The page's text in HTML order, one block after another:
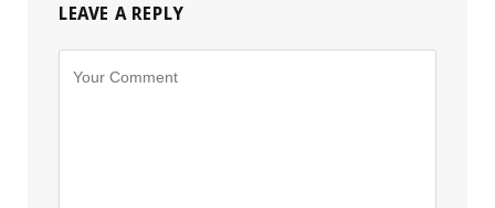
LEAVE A REPLY